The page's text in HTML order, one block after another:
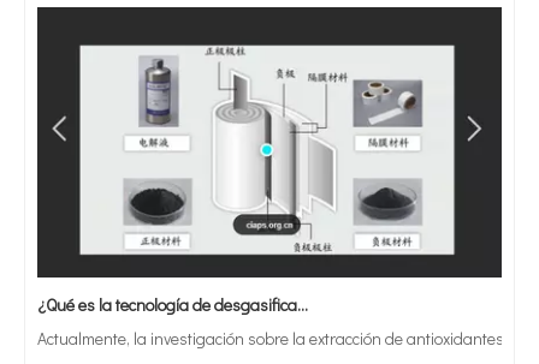
¿Qué es la tecnología de desgasificación de lodos de baterías ultrasónicas?
Actualmente, la investigación sobre la extracción de antioxidantes y